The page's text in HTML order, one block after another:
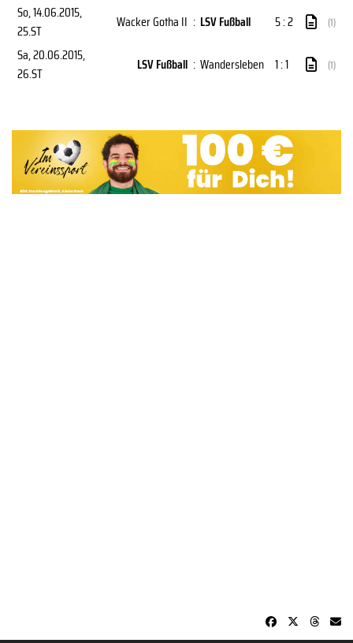
So, 14.06.2015,
25.ST
Wacker Gotha II : LSV Fußball 5 : 2 (1)
Sa, 20.06.2015,
26.ST
LSV Fußball : Wandersleben 1 : 1 (1)